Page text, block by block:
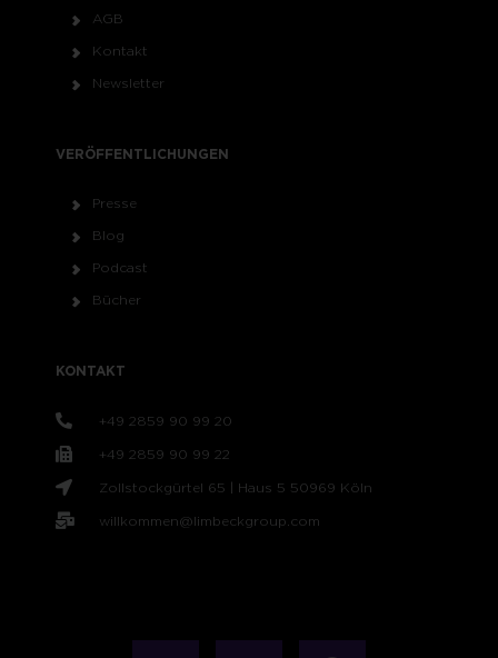
AGB
Kontakt
Newsletter
VERÖFFENTLICHUNGEN
Presse
Blog
Podcast
Bücher
KONTAKT
+49 2859 90 99 20
+49 2859 90 99 22
Zollstockgürtel 65 | Haus 5 50969 Köln
willkommen@limbeckgroup.com